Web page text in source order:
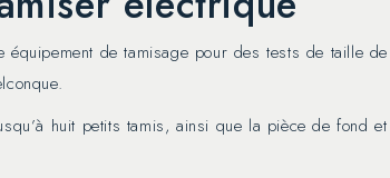
équipement de tamisage pour des tests de taille de
huit petits tamis, ainsi que la pièce de fond et